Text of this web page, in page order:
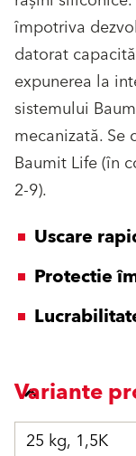
împotriva
datorat
expunerea la
sistemului
mecanizată.
Baumit Life (în
2-9).
Uscare
Protectie
Variante
25 kg, 1,5K